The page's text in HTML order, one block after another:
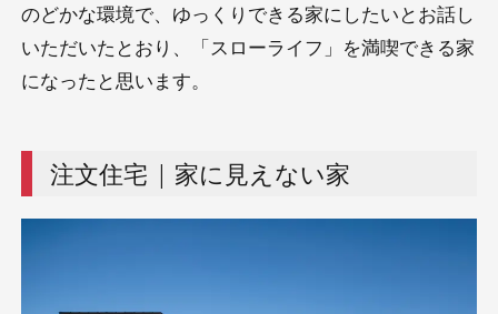
のどかな環境で、ゆっくりできる家にしたいとお話し
いただいたとおり、「スローライフ」を満喫できる家
になったと思います。
注文住宅 | 家に見えない家